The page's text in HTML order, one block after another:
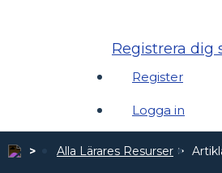
Registrera dig
Register
Logga in
Alla Lärares Resurser